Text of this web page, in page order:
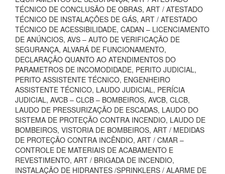
TÉCNICO DE CONCLUSÃO DE OBRAS, ART / ATESTADO
TÉCNICO DE INSTALAÇÕES DE GÁS, ART / ATESTADO
TÉCNICO DE ACESSIBILIDADE, CADAN – LICENCIAMENTO
DE ANÚNCIOS, AVS – AUTO DE VERIFICAÇÃO DE
SEGURANÇA, ALVARÁ DE FUNCIONAMENTO,
DECLARAÇÃO QUANTO AO ATENDIMENTOS DO
PARAMETROS DE INCOMODIDADE, PERITO JUDICIAL,
PERITO ASSISTENTE TÉCNICO, ENGENHEIRO
ASSISTENTE TÉCNICO, LAUDO JUDICIAL, PERÍCIA
JUDICIAL, AVCB – CLCB – BOMBEIROS, AVCB, CLCB,
LAUDO DE PRESSURIZAÇÃO DE ESCADAS, LAUDO DO
SISTEMA DE PROTEÇÃO CONTRA INCENDIO, LAUDO DE
BOMBEIROS, VISTORIA DE BOMBEIROS, ART / MEDIDAS
DE PROTEÇÃO CONTRA INCÊNDIO, ART / CMAR –
CONTROLE DE MATERIAIS DE ACABAMENTO E
REVESTIMENTO, ART / BRIGADA DE INCENDIO,
INSTALAÇÃO DE HIDRANTES /SPRINKLERS / ALARME DE